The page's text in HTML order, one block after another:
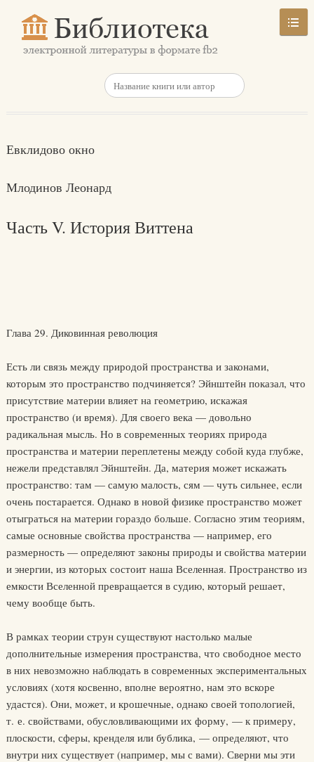
Евклидово окно
Млодинов Леонард
Часть V. История Виттена
Глава 29. Диковинная революция
Есть ли связь между природой пространства и законами,
которым это пространство подчиняется? Эйнштейн показал, что
присутствие материи влияет на геометрию, искажая
пространство (и время). Для своего века — довольно
радикальная мысль. Но в современных теориях природа
пространства и материи переплетены между собой куда глубже,
нежели представлял Эйнштейн. Да, материя может искажать
пространство: там — самую малость, сям — чуть сильнее, если
очень постарается. Однако в новой физике пространство может
отыграться на материи гораздо больше. Согласно этим теориям,
самые основные свойства пространства — например, его
размерность — определяют законы природы и свойства материи
и энергии, из которых состоит наша Вселенная. Пространство из
емкости Вселенной превращается в судию, который решает,
чему вообще быть.
В рамках теории струн существуют настолько малые
дополнительные измерения пространства, что свободное место
в них невозможно наблюдать в современных экспериментальных
условиях (хотя косвенно, вполне вероятно, нам это вскоре
удастся). Они, может, и крошечные, однако своей топологией,
т. е. свойствами, обусловливающими их форму, — к примеру,
плоскости, сферы, кренделя или бублика, — определяют, что
внутри них существует (например, мы с вами). Сверни мы эти